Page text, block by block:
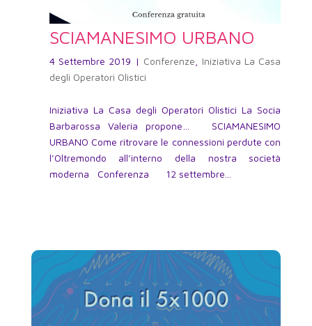
SCIAMANESIMO URBANO
4 Settembre 2019 | Conferenze
Iniziativa La Casa
degli Operatori Olistici
Iniziativa La Casa degli Operatori Olistici La Socia
Barbarossa Valeria propone… SCIAMANESIMO
URBANO Come ritrovare le connessioni perdute con
l’Oltremondo all’interno della nostra società
moderna Conferenza 12 settembre...